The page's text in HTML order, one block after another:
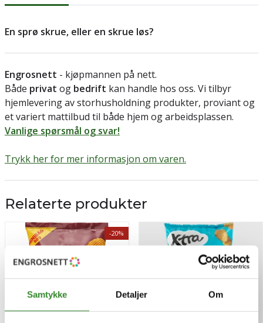
Samtykke Detaljer Om
En sprø skrue, eller en skrue løs?
Engrosnett - kjøpmannen på nett.
Både privat og bedrift kan handle hos oss. Vi tilbyr
hjemlevering av storhusholdning produkter, proviant og
et variert mattilbud til både hjem og arbeidsplassen.
Vanlige spørsmål og svar!
Trykk her for mer informasjon om varen.
Relaterte produkter
-20%